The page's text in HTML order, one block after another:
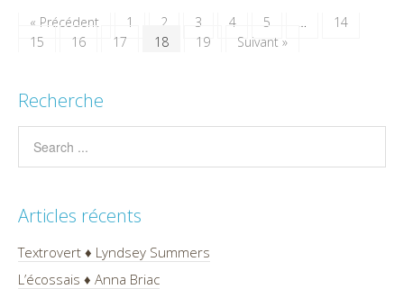
« Précédent 1 2 3 4 5
14
15
16 17 18 19 Suivant »
Recherche
Articles récents
Textrovert ♦ Lyndsey Summers
L’écossais ♦ Anna Briac